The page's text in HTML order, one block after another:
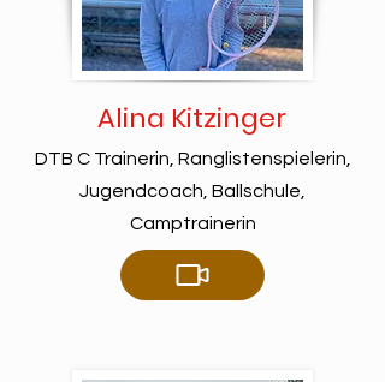
Alina Kitzinger
DTB C Trainerin, Ranglistenspielerin,
Jugendcoach, Ballschule,
Camptrainerin